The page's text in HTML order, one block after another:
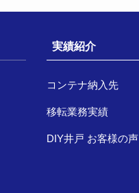
実績紹介
コンテナ納入先
移転業務実績
DIY井戸 お客様の声